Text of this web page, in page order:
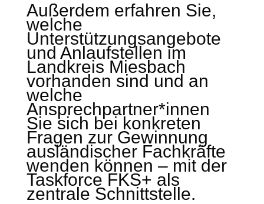
Außerdem erfahren Sie,
welche
Unterstützungsangebote
und Anlaufstellen im
Landkreis Miesbach
vorhanden sind und an
welche
Ansprechpartner*innen
Sie sich bei konkreten
Fragen zur Gewinnung
ausländischer Fachkräfte
wenden können – mit der
Taskforce FKS+ als
zentrale Schnittstelle.